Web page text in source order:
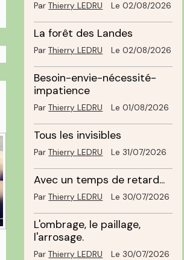
ParThierry LEDRU Le 02/08/2026
La forêt des Landes
ParThierry LEDRU Le 02/08/2026
Besoin-envie-nécessité-
impatience
ParThierry LEDRU Le 01/08/2026
Tous les invisibles
ParThierry LEDRU Le 31/07/2026
Avec un temps de retard...
ParThierry LEDRU Le 30/07/2026
L'ombrage, le paillage,
l'arrosage.
ParThierry LEDRU Le 30/07/2026